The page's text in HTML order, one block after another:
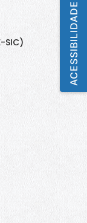
SIC)
ACESSIBILIDADE